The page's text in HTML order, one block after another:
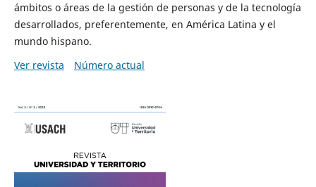
ámbitos o áreas de la gestión de personas y de la tecnología
desarrollados, preferentemente, en América Latina y el
mundo hispano.
Ver revista
Número actual